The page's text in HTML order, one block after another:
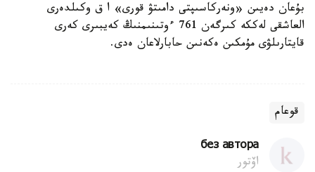
بۇعان دەيىن «ونەركاسىپتى دامىتۋ قورى» ا ق وكىلدەرى
العاشقى لەككە كىرگەن 761 ءوتىنىمنىڭ كەيبىرى كەرى
قايتارىلۋى مۇمكىن ەكەنىن حابارلاعان ەدى.
قوعام
без автора
اۆتور